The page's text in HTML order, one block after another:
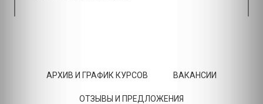
АРХИВ И ГРАФИК КУРСОВ ВАКАНСИИ
ОТЗЫВЫ И ПРЕДЛОЖЕНИЯ